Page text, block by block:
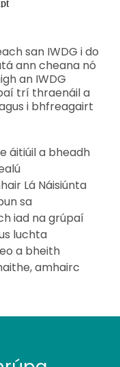
san IWDG i do
ann cheana nó
an IWDG
trí thraenáil a
i bhfreagairt
áitiúil a bheadh
Lá Náisiúnta
sa
iad na grúpaí
luchta
a bheith
amhairc